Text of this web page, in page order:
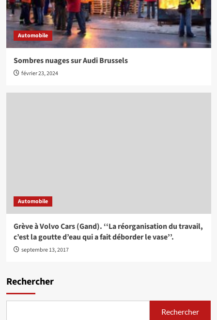
Automobile
Sombres nuages sur Audi Brussels
février 23, 2024
Automobile
Grève à Volvo Cars (Gand). ‘‘La réorganisation du travail,
c’est la goutte d’eau qui a fait déborder le vase’’.
septembre 13, 2017
Rechercher
Rechercher